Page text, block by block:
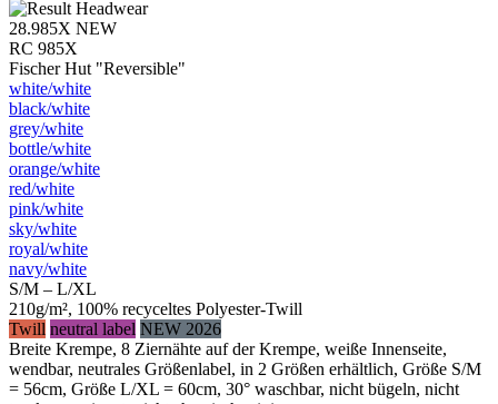
28.985X NEW
RC 985X
Fischer Hut "Reversible"
white/​white
black/​white
grey/​white
bottle/​white
orange/​white
red/​white
pink/​white
sky/​white
royal/​white
navy/​white
S/M – L/XL
210g/m², 100% recyceltes Polyester-Twill
Twill neutral label NEW 2026
Breite Krempe, 8 Ziernähte auf der Krempe, weiße Innenseite,
wendbar, neutrales Größenlabel, in 2 Größen erhältlich, Größe S/M
= 56cm, Größe L/XL = 60cm, 30° waschbar, nicht bügeln, nicht